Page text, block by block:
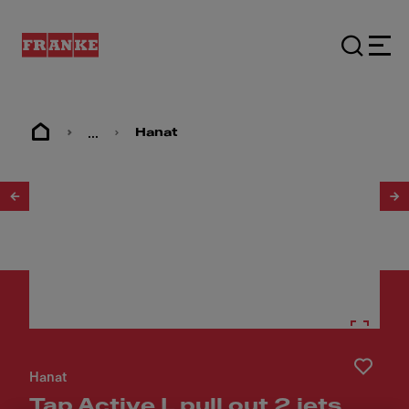
... Hanat
Hanat